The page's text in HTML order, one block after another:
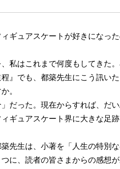
ギュアスケートが好きになっ
私はこれまで何度もしてきた
』でも、都築先生にこう訊い
。
だった。現在からすれば、だ
ギュアスケート界に大きな足
先生は、小著を「人生の特別
に、読者の皆さまからの感想が